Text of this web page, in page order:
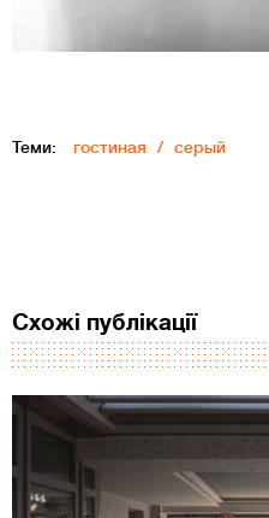
Теми: гостиная серый
Схожі публікації